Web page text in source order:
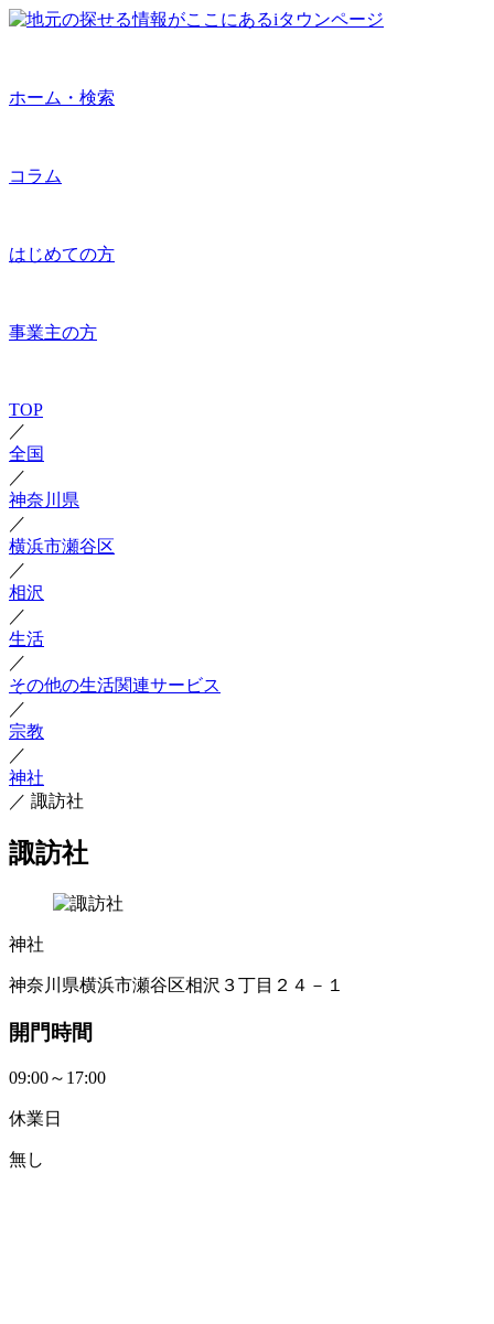
ホーム・検索
コラム
はじめての方
事業主の方
TOP
／
全国
／
神奈川県
／
横浜市瀬谷区
／
相沢
／
生活
／
その他の生活関連サービス
／
宗教
／
神社
／ 諏訪社
諏訪社
神社
神奈川県横浜市瀬谷区相沢３丁目２４－１
開門時間
09:00～17:00
休業日
無し